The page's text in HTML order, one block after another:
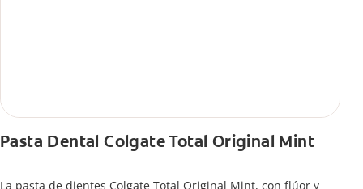
Pasta Dental Colgate Total Original Mint
La pasta de dientes Colgate Total Original Mint, con flúor y